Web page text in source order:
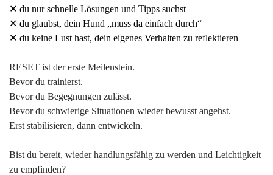
✕ du nur schnelle Lösungen und Tipps suchst
✕ du glaubst, dein Hund „muss da einfach durch“
✕ du keine Lust hast, dein eigenes Verhalten zu reflektieren
RESET ist der erste Meilenstein.
Bevor du trainierst.
Bevor du Begegnungen zulässt.
Bevor du schwierige Situationen wieder bewusst angehst.
Erst stabilisieren, dann entwickeln.
Bist du bereit, wieder handlungsfähig zu werden und Leichtigkeit
zu empfinden?